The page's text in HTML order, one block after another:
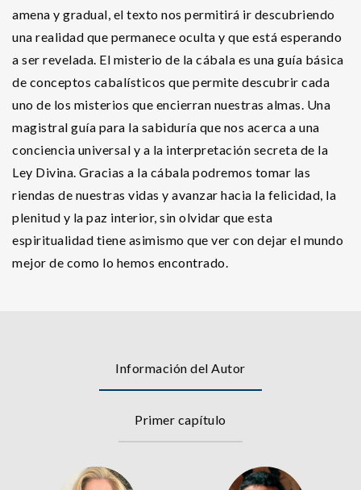
amena y gradual, el texto nos permitirá ir descubriendo
una realidad que permanece oculta y que está esperando
a ser revelada. El misterio de la cábala es una guía básica
de conceptos cabalísticos que permite descubrir cada
uno de los misterios que encierran nuestras almas. Una
magistral guía para la sabiduría que nos acerca a una
conciencia universal y a la interpretación secreta de la
Ley Divina. Gracias a la cábala podremos tomar las
riendas de nuestras vidas y avanzar hacia la felicidad, la
plenitud y la paz interior, sin olvidar que esta
espiritualidad tiene asimismo que ver con dejar el mundo
mejor de como lo hemos encontrado.
Información del Autor
Primer capítulo